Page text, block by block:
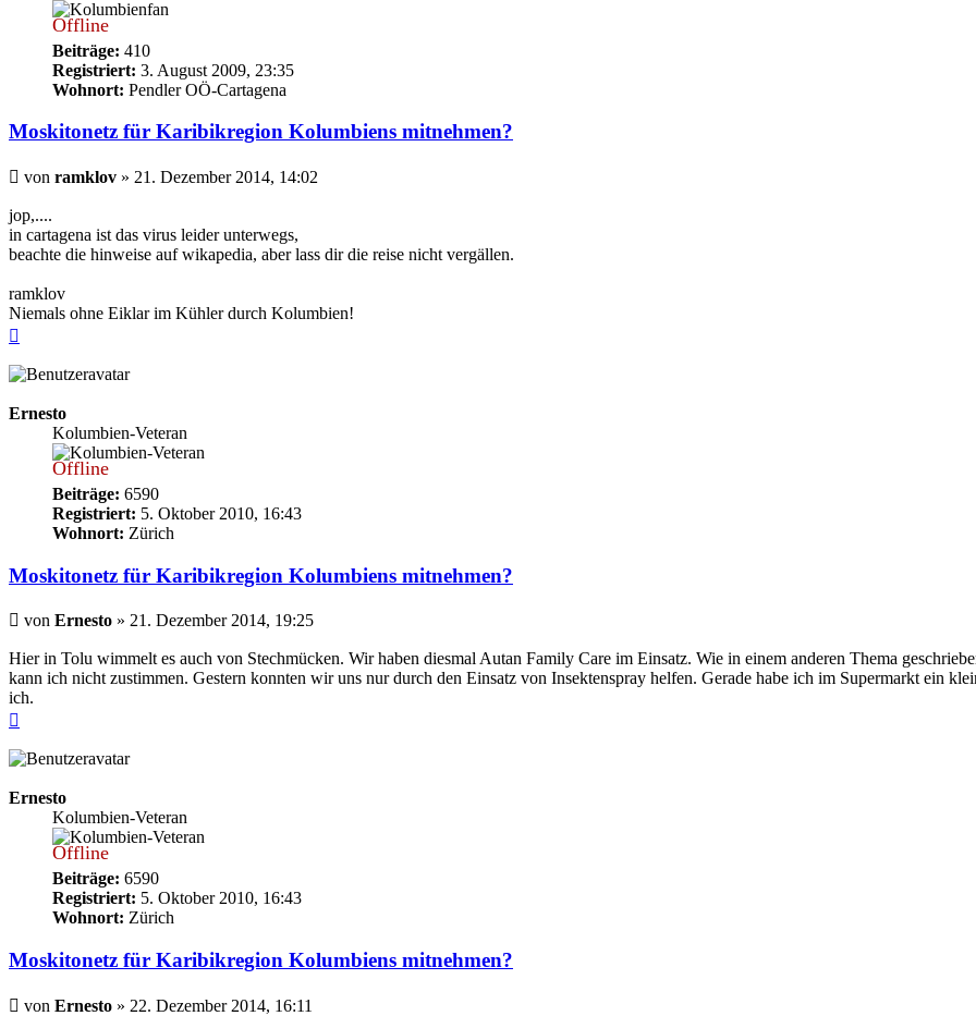
Offline
Beiträge: 410
Registriert: 3. August 2009, 23:35
Wohnort: Pendler OÖ-Cartagena
Moskitonetz für Karibikregion Kolumbiens mitnehmen?
Beitrag
von ramklov » 21. Dezember 2014, 14:02
jop,....
in cartagena ist das virus leider unterwegs,
beachte die hinweise auf wikapedia, aber lass dir die reise nicht vergällen.
ramklov
Niemals ohne Eiklar im Kühler durch Kolumbien!
Ernesto
Kolumbien-Veteran
Offline
Beiträge: 6590
Registriert: 5. Oktober 2010, 16:43
Wohnort: Zürich
Moskitonetz für Karibikregion Kolumbiens mitnehmen?
Beitrag
von Ernesto » 21. Dezember 2014, 19:25
Hier in Tolu wimmelt es auch von Stechmücken. Wir haben diesmal Autan Family Care im Einsatz. Wie in einem anderen Thema
kann ich nicht zustimmen. Gestern konnten wir uns nur durch den Einsatz von Insektenspray helfen. Gerade habe ich im Supermarkt ein
ich.
Ernesto
Kolumbien-Veteran
Offline
Beiträge: 6590
Registriert: 5. Oktober 2010, 16:43
Wohnort: Zürich
Moskitonetz für Karibikregion Kolumbiens mitnehmen?
Beitrag
von Ernesto » 22. Dezember 2014, 16:11